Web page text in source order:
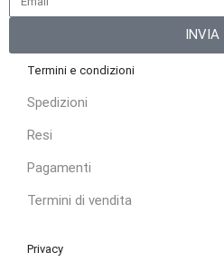
INVIA
Termini e condizioni
Spedizioni
Resi
Pagamenti
Termini di vendita
Privacy